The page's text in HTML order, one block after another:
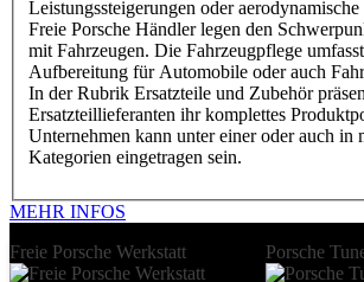
Leistungssteigerungen oder
Freie Porsche Händler legen den
mit Fahrzeugen. Die Fahrzeugpflege
Aufbereitung für Automobile oder auch
In der Rubrik Ersatzteile und Zubehör
Ersatzteillieferanten ihr komplettes
Unternehmen kann unter einer oder auch in
Kategorien eingetragen sein.
MEHR INFOS
Freie Porsche Werkstatt
Porsche